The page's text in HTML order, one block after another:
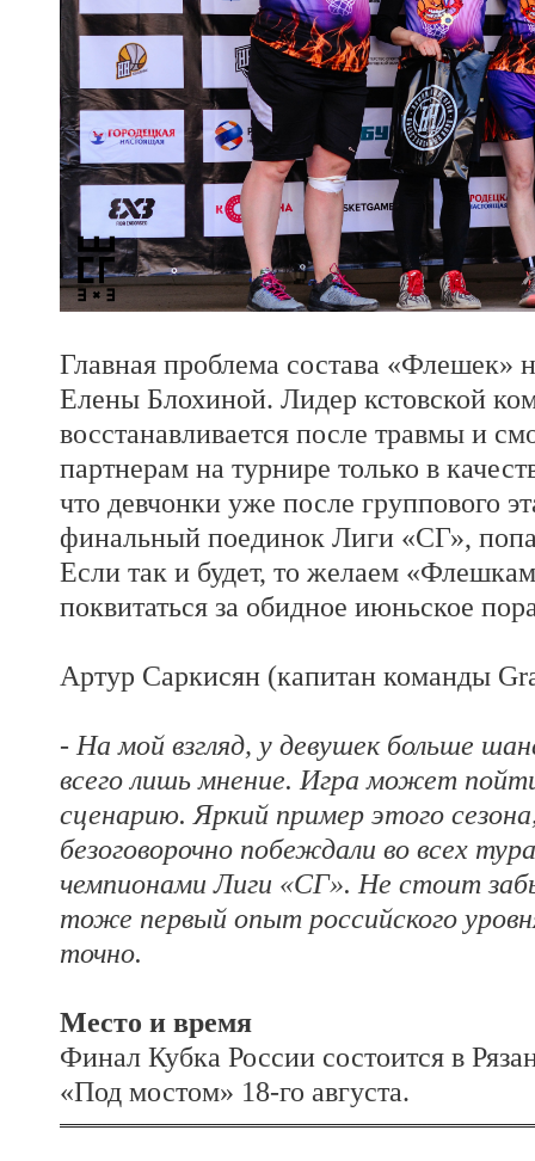
Главная проблема состава «Флешек»
Елены Блохиной. Лидер кстовской
восстанавливается после травмы и
партнерам на турнире только в
что девчонки уже после группового
финальный поединок Лиги «СГ»,
Если так и будет, то желаем
поквитаться за обидное июньское
Артур Саркисян (капитан команды
- На мой взгляд, у девушек больше
всего лишь мнение. Игра может
сценарию. Яркий пример этого
безоговорочно побеждали во всех
чемпионами Лиги «СГ». Не стоит
тоже первый опыт российского
точно.
Место и время
Финал Кубка России состоится в
«Под мостом» 18-го августа.